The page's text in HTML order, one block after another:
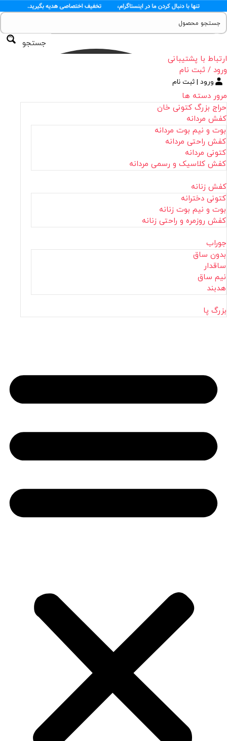
جستجو
ارتباط با پشتیبانی
ورود / ثبت نام
ورود | ثبت نام
مرور دسته ها
حراج بزرگ کتونی خان
کفش مردانه
بوت و نیم بوت مردانه
کفش راحتی مردانه
کتونی مردانه
کفش کلاسیک و رسمی مردانه
کفش زنانه
کتونی دخترانه
بوت و نیم بوت زنانه
کفش روزمره و راحتی زنانه
جوراب
بدون ساق
ساقدار
نیم ساق
هدبند
بزرگ پا